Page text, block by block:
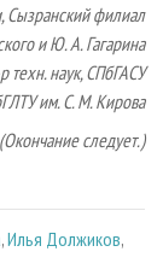
Сызранский филиал
и Ю. А. Гагарина
техн. наук, СПбГАСУ
им. С. М. Кирова
(Окончание следует.)
,Илья Должиков,